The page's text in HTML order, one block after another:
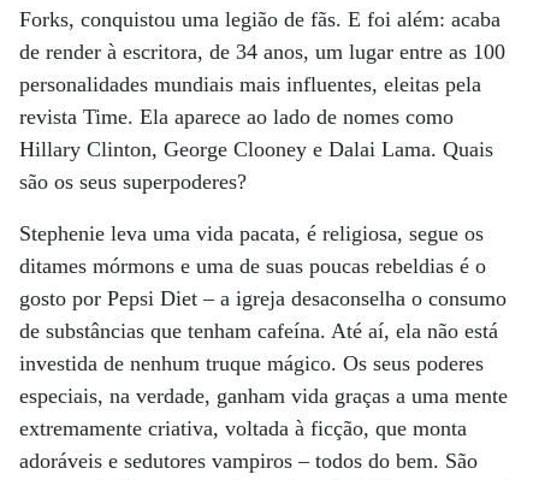
Forks, conquistou uma legião de fãs. E foi além: acaba
de render à escritora, de 34 anos, um lugar entre as 100
personalidades mundiais mais influentes, eleitas pela
revista Time. Ela aparece ao lado de nomes como
Hillary Clinton, George Clooney e Dalai Lama. Quais
são os seus superpoderes?
Stephenie leva uma vida pacata, é religiosa, segue os
ditames mórmons e uma de suas poucas rebeldias é o
gosto por Pepsi Diet – a igreja desaconselha o consumo
de substâncias que tenham cafeína. Até aí, ela não está
investida de nenhum truque mágico. Os seus poderes
especiais, na verdade, ganham vida graças a uma mente
extremamente criativa, voltada à ficção, que monta
adoráveis e sedutores vampiros – todos do bem. São